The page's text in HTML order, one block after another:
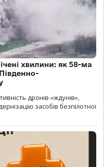
хвилини: як 58-ма
дронів-«ждунів»,
засобів безпілотної